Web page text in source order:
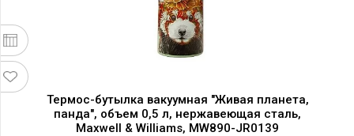
Термос-бутылка вакуумная "Живая планета,
панда", объем 0,5 л, нержавеющая сталь,
Maxwell & Williams, MW890-JR0139